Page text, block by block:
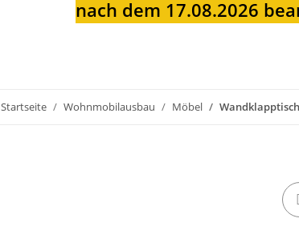
nach dem 17.08.2026
Startseite Wohnmobilausbau Möbel